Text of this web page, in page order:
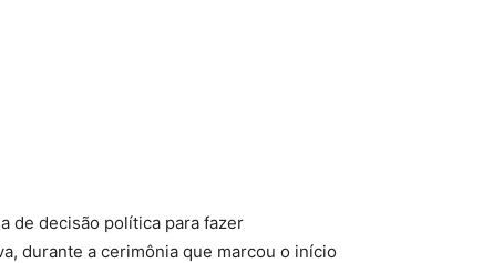
de decisão política para fazer
durante a cerimônia que marcou o início